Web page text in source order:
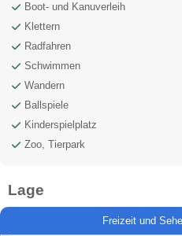
Boot- und Kanuverleih
Klettern
Radfahren
Schwimmen
Wandern
Ballspiele
Kinderspielplatz
Zoo, Tierpark
Lage
Freizeit und